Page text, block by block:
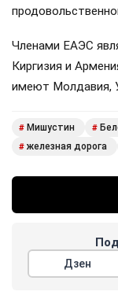
Членами ЕАЭС
Киргизия и
имеют Молдавия,
# Мишустин #
# железная дорога
Дзен